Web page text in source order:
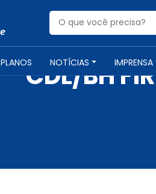
PLANOS NOTÍCIAS IMPRENSA
CDL/BH